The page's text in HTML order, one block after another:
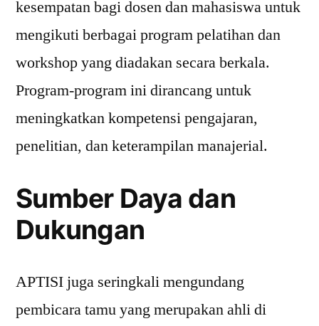
kesempatan bagi dosen dan mahasiswa untuk
mengikuti berbagai program pelatihan dan
workshop yang diadakan secara berkala.
Program-program ini dirancang untuk
meningkatkan kompetensi pengajaran,
penelitian, dan keterampilan manajerial.
Sumber Daya dan
Dukungan
APTISI juga seringkali mengundang
pembicara tamu yang merupakan ahli di